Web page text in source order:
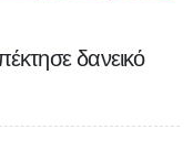
δανεικό